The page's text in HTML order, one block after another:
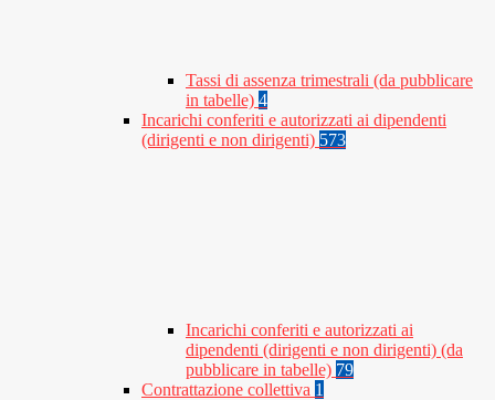
Tassi di assenza trimestrali (da pubblicare
in tabelle) 4
Incarichi conferiti e autorizzati ai dipendenti
(dirigenti e non dirigenti) 573
Incarichi conferiti e autorizzati ai
dipendenti (dirigenti e non dirigenti) (da
pubblicare in tabelle) 79
Contrattazione collettiva 1